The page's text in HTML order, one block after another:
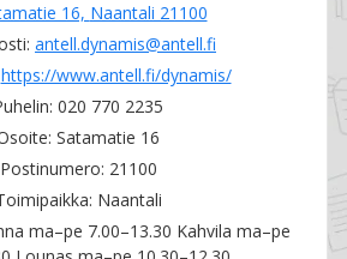
16, Naantali 21100
antell.dynamis@antell.fi
https://www.antell.fi/dynamis/
020 770 2235
Satamatie 16
Postinumero: 21100
Naantali
ma–pe 7.00–13.30 Kahvila ma–pe